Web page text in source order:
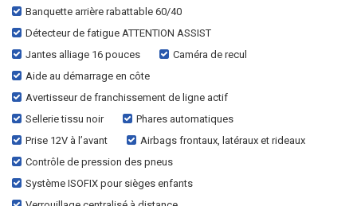
Banquette arrière rabattable 60/40
Détecteur de fatigue ATTENTION ASSIST
Jantes alliage 16 pouces
Caméra de recul
Aide au démarrage en côte
Avertisseur de franchissement de ligne actif
Sellerie tissu noir
Phares automatiques
Prise 12V à l’avant
Airbags frontaux, latéraux et rideaux
Contrôle de pression des pneus
Système ISOFIX pour sièges enfants